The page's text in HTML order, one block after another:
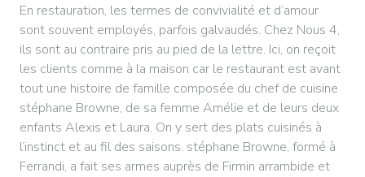
En restauration, les termes de convivialité et d’amour
sont souvent employés, parfois galvaudés. Chez Nous 4,
ils sont au contraire pris au pied de la lettre. Ici, on reçoit
les clients comme à la maison car le restaurant est avant
tout une histoire de famille composée du chef de cuisine
stéphane Browne, de sa femme Amélie et de leurs deux
enfants Alexis et Laura. On y sert des plats cuisinés à
l’instinct et au fil des saisons. stéphane Browne, formé à
Ferrandi, a fait ses armes auprès de Firmin arrambide et